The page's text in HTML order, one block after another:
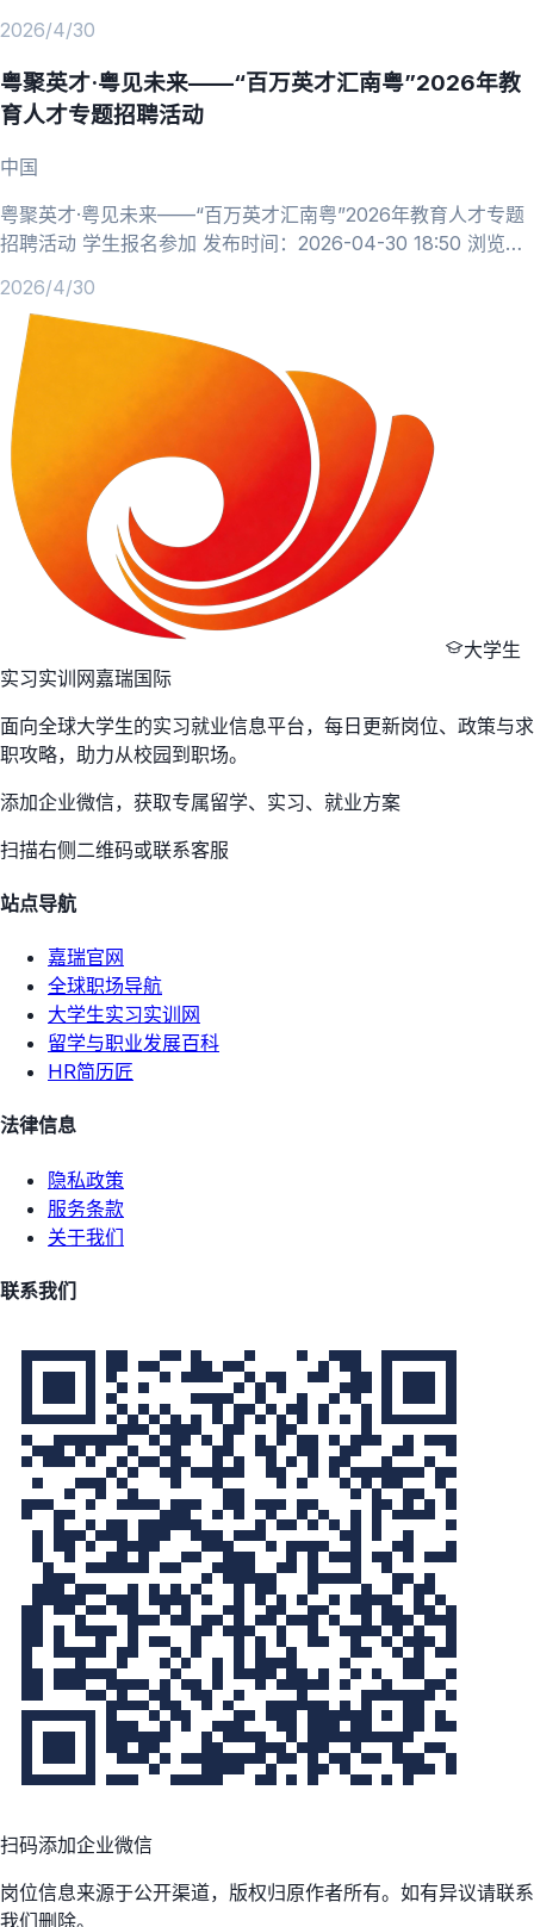
会；与会期间管好个人物品，谨防物品丢失。 招聘会类型：线
上招聘会 举办时间：2026-04-30 00:00 ~ 2026-06-30 23:59
举办地址：网络招聘会，在线投递简历 详情 2026年4月
2026/4/30
粤聚英才·粤见未来——“百万英才汇南粤”2026年教
育人才专题招聘活动
中国
粤聚英才·粤见未来——“百万英才汇南粤”2026年教育人才专题
招聘活动 学生报名参加 发布时间：2026-04-30 18:50 浏览次
地点；准备好个人简历准时参会；与会期间管好个人物品，谨防
物品丢失。 招聘会类型：线下招聘会 举办时间：2026-05-10
09:00-15:00（周日） 举办地址：华南师范大学大学城校园体育
馆（广州市番
2026/4/30
大学生
实习实训网嘉瑞国际
面向全球大学生的实习就业信息平台，每日更新岗位、政策与求
职攻略，助力从校园到职场。
添加企业微信，获取专属留学、实习、就业方案
扫描右侧二维码或联系客服
站点导航
嘉瑞官网
全球职场导航
大学生实习实训网
留学与职业发展百科
HR简历匠
法律信息
隐私政策
服务条款
关于我们
联系我们
扫码添加企业微信
岗位信息来源于公开渠道，版权归原作者所有。如有异议请联系
我们删除。